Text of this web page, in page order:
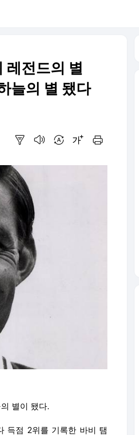
레전드의 별
늘의 별 됐다
별이 됐다.
득점 2위를 기록한 바비 탬